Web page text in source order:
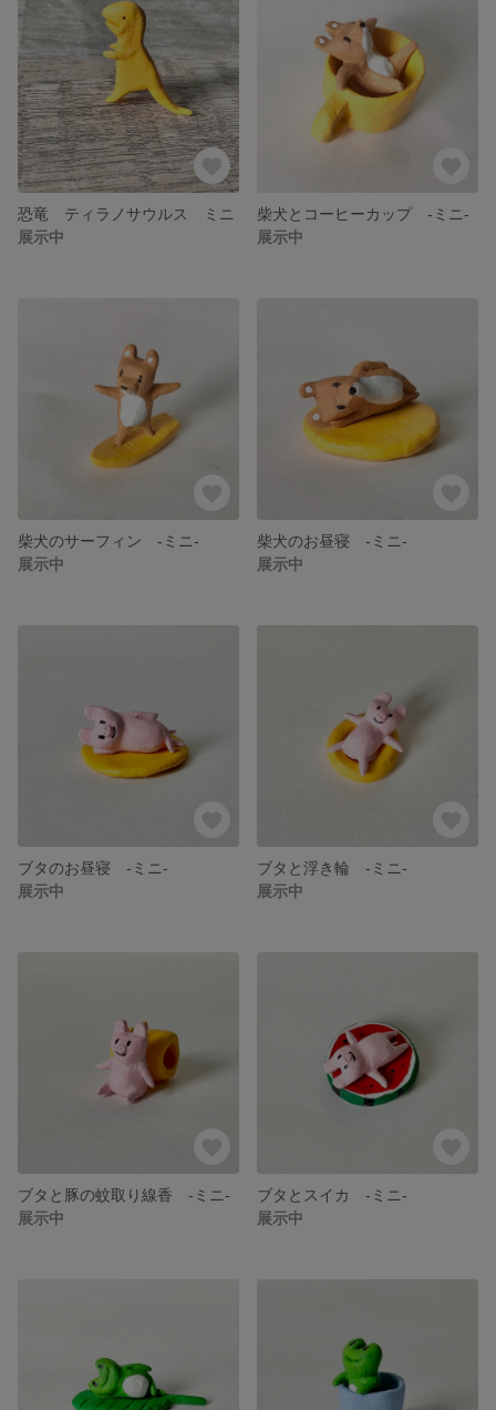
恐竜 ティラノサウルス ミニ
展示中
柴犬とコーヒーカップ -ミニ-
展示中
柴犬のサーフィン -ミニ-
展示中
柴犬のお昼寝 -ミニ-
展示中
ブタのお昼寝 -ミニ-
展示中
ブタと浮き輪 -ミニ-
展示中
ブタと豚の蚊取り線香 -ミニ-
展示中
ブタとスイカ -ミニ-
展示中